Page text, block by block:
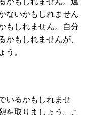
ないかもしれません
もしれません。自分
もしれませんが、
。
いるかもしれませ
を取りましょう。こ